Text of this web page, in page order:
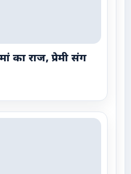
का राज, प्रेमी संग